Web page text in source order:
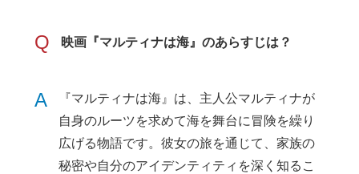
Q 映画『マルティナは海』のあらすじは？
A
『マルティナは海』は、主人公マルティナが
自身のルーツを求めて海を舞台に冒険を繰り
広げる物語です。彼女の旅を通じて、家族の
秘密や自分のアイデンティティを深く知るこ